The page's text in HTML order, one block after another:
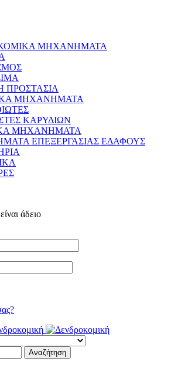
ΜΗΧΑΝΗΜΑΤΑ
ΠΡΟΣΤΑΣΙΑ
ΜΗΧΑΝΗΜΑΤΑ
ΚΑΡΥΔΙΩΝ
ΜΗΧΑΝΗΜΑΤΑ
ΕΠΕΞΕΡΓΑΣΙΑΣ ΕΔΑΦΟΥΣ
άδειο